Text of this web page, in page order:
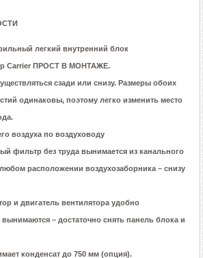
легкий внутренний блок
Carrier ПРОСТ В МОНТАЖЕ.
сзади или снизу. Размеры обоих
одинаковы, поэтому легко изменить место
воздуха по воздуховоду
фильтр без труда вынимается из канального
расположении воздухозаборника – снизу
и двигатель вентилятора удобно
– достаточно снять панель блока и
конденсат до 750 мм (опция).